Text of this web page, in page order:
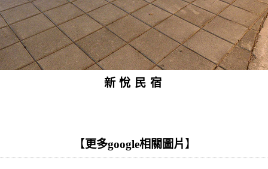
新悅民宿
【更多google相關圖片】